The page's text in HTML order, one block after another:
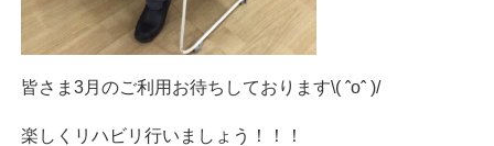
皆さま3月のご利用お待ちしております\( ˆoˆ )/
楽しくリハビリ行いましょう！！！